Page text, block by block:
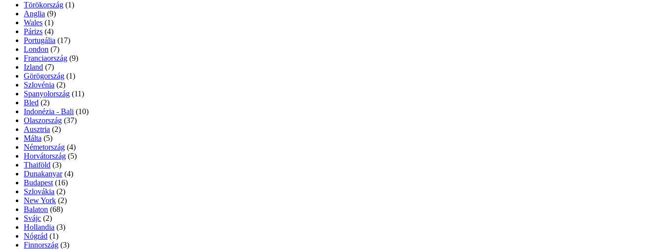
Törökország (1)
Anglia (9)
Wales (1)
Párizs (4)
Portugália (17)
London (7)
Franciaország (9)
Izland (7)
Görögország (1)
Szlovénia (2)
Spanyolország (11)
Bled (2)
Indonézia - Bali (10)
Olaszország (37)
Ausztria (2)
Málta (5)
Németország (4)
Horvátország (5)
Thaiföld (3)
Dunakanyar (4)
Budapest (16)
Szlovákia (2)
New York (2)
Balaton (68)
Svájc (2)
Hollandia (3)
Nógrád (1)
Finnország (3)